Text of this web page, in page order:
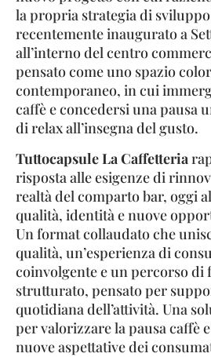
la propria strategia di
recentemente inaugurato a
all’interno del centro
pensato come uno spazio
contemporaneo, in cui
caffè e concedersi una pausa
di relax all’insegna del gusto.
Tuttocapsule La Caffetteria
risposta alle esigenze di
realtà del comparto bar, oggi
qualità, identità e nuove
Un format collaudato che
qualità, un’esperienza di
coinvolgente e un percorso di
strutturato, pensato per
quotidiana dell’attività. Una
per valorizzare la pausa caffè
nuove aspettative dei